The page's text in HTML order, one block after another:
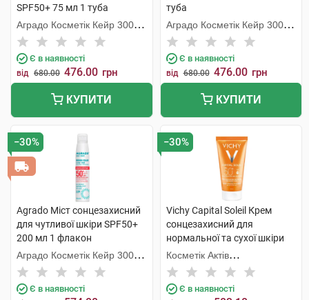
SPF50+ 75 мл 1 туба
Аградо Косметік Кейр 3000
С.Л.У.
Є в наявності
від 680.00 476.00 грн
КУПИТИ
туба
Аградо Косметік Кейр 3000
С.Л.У.
Є в наявності
від 680.00 476.00 грн
КУПИТИ
−30%
Agrado Міст сонцезахисний
для чутливої шкіри SPF50+
200 мл 1 флакон
Аградо Косметік Кейр 3000
С.Л.У.
Є в наявності
−30%
Vichy Capital Soleil Крем
сонцезахисний для
нормальної та сухої шкіри
SPF50+ 50 мл 1 туба
Косметік Актів
Інтернаціональ
Є в наявності